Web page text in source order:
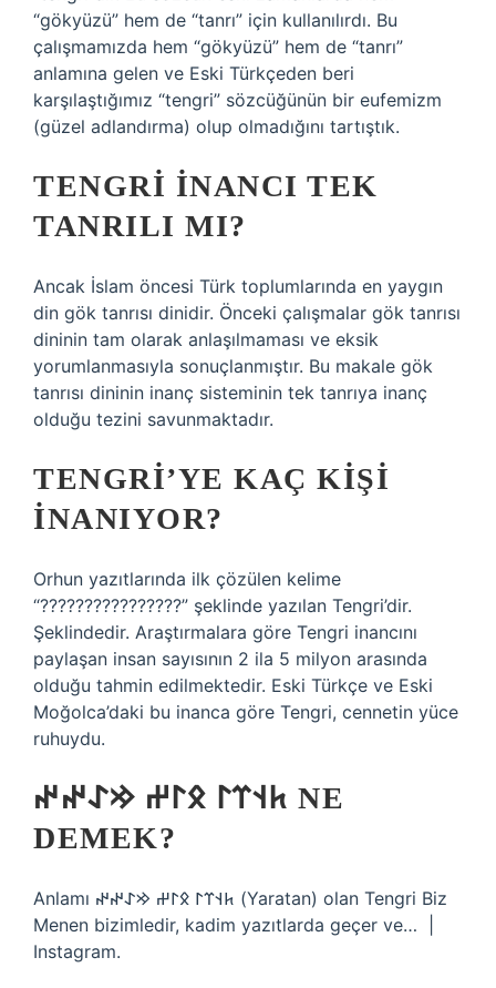
“gökyüzü” hem de “tanrı” için kullanılırdı. Bu
çalışmamızda hem “gökyüzü” hem de “tanrı”
anlamına gelen ve Eski Türkçeden beri
karşılaştığımız “tengri” sözcüğünün bir eufemizm
(güzel adlandırma) olup olmadığını tartıştık.
TENGRI INANCI TEK
TANRILI MI?
Ancak İslam öncesi Türk toplumlarında en yaygın
din gök tanrısı dinidir. Önceki çalışmalar gök tanrısı
dininin tam olarak anlaşılmaması ve eksik
yorumlanmasıyla sonuçlanmıştır. Bu makale gök
tanrısı dininin inanç sisteminin tek tanrıya inanç
olduğu tezini savunmaktadır.
TENGRI’YE KAÇ KIŞI
INANIYOR?
Orhun yazıtlarında ilk çözülen kelime
“????????????????” şeklinde yazılan Tengri’dir.
Şeklindedir. Araştırmalara göre Tengri inancını
paylaşan insan sayısının 2 ila 5 milyon arasında
olduğu tahmin edilmektedir. Eski Türkçe ve Eski
Moğolca’daki bu inanca göre Tengri, cennetin yüce
ruhuydu.
𐱅𐰭𐰼𐰃 𐰋𐰃𐰔 𐰢𐰀𐰤𐰤 NE
DEMEK?
Anlamı 𐱅𐰭𐰼𐰃 𐰋𐰃𐰔 𐰢𐰀𐰤𐰤 (Yaratan) olan Tengri Biz
Menen bizimledir, kadim yazıtlarda geçer ve… ‎ |
Instagram.